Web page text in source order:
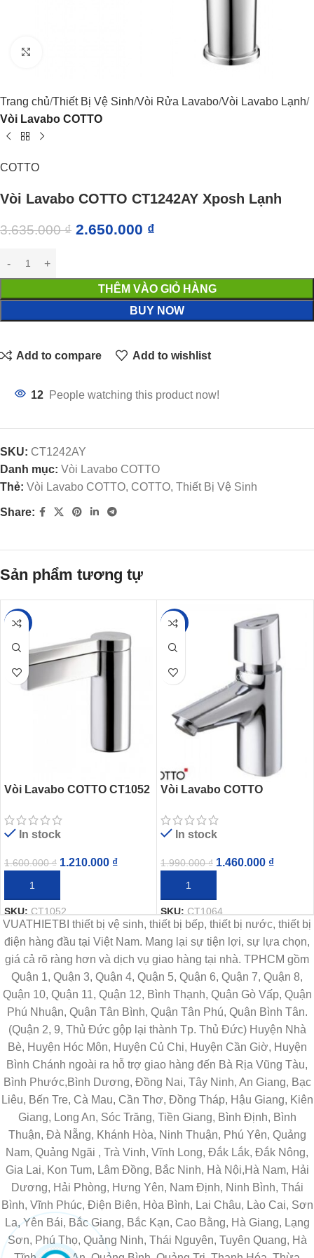
Trang chủ Thiết Bị Vệ Sinh Vòi Rửa Lavabo Vòi Lavabo Lạnh
Vòi Lavabo COTTO
COTTO
Vòi Lavabo COTTO CT1242AY Xposh Lạnh
3.635.000₫ 2.650.000 ₫
THÊM VÀO GIỎ HÀNG
BUY NOW
Add to compare Add to wishlist
12 People watching this product now!
SKU: CT1242AY
Danh mục: Vòi Lavabo COTTO
Thẻ: Vòi Lavabo COTTO, COTTO, Thiết Bị Vệ Sinh
Share:
Sản phẩm tương tự
-24%
Vòi Lavabo COTTO CT1052
In stock
1.600.000₫ 1.210.000 ₫
THÊM VÀO GIỎ HÀNG
SKU:CT1052
-27%
Vòi Lavabo COTTO
Bán Tự Động
In stock
1.990.000₫ 1.460.000 ₫
THÊM VÀO GIỎ HÀNG
SKU:CT1064
VUATHIETBI thiết bị vệ sinh, thiết bị bếp, thiết bị nước, thiết bị
điện hàng đầu tại Việt Nam. Mang lại sự tiện lợi, sự lựa chọn,
giá cả rõ ràng hơn và dịch vụ giao hàng tại nhà. TPHCM gồm
Quận 1, Quận 3, Quận 4, Quận 5, Quận 6, Quận 7, Quận 8,
Quận 10, Quận 11, Quận 12, Bình Thạnh, Quận Gò Vấp, Quận
Phú Nhuận, Quận Tân Bình, Quận Tân Phú, Quận Bình Tân.
(Quận 2, 9, Thủ Đức gộp lại thành Tp. Thủ Đức) Huyện Nhà
Bè, Huyện Hóc Môn, Huyện Củ Chi, Huyện Cần Giờ, Huyện
Bình Chánh ngoài ra hỗ trợ giao hàng đến Bà Rịa Vũng Tàu,
Bình Phước,Bình Dương, Đồng Nai, Tây Ninh, An Giang, Bạc
Liêu, Bến Tre, Cà Mau, Cần Thơ, Đồng Tháp, Hậu Giang, Kiên
Giang, Long An, Sóc Trăng, Tiền Giang, Bình Định, Bình
Thuận, Đà Nẵng, Khánh Hòa, Ninh Thuận, Phú Yên, Quảng
Nam, Quảng Ngãi , Trà Vinh, Vĩnh Long, Đắk Lắk, Đắk Nông,
Gia Lai, Kon Tum, Lâm Đồng, Bắc Ninh, Hà Nội,Hà Nam, Hải
Dương, Hải Phòng, Hưng Yên, Nam Định, Ninh Bình, Thái
Bình, Vĩnh Phúc, Điện Biên, Hòa Bình, Lai Châu, Lào Cai, Sơn
La, Yên Bái, Bắc Giang, Bắc Kạn, Cao Bằng, Hà Giang, Lạng
Sơn, Phú Thọ, Quảng Ninh, Thái Nguyên, Tuyên Quang, Hà